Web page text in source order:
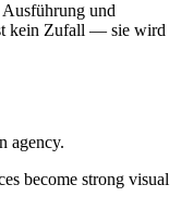
und
kein Zufall — sie wird
agency.
become strong visual